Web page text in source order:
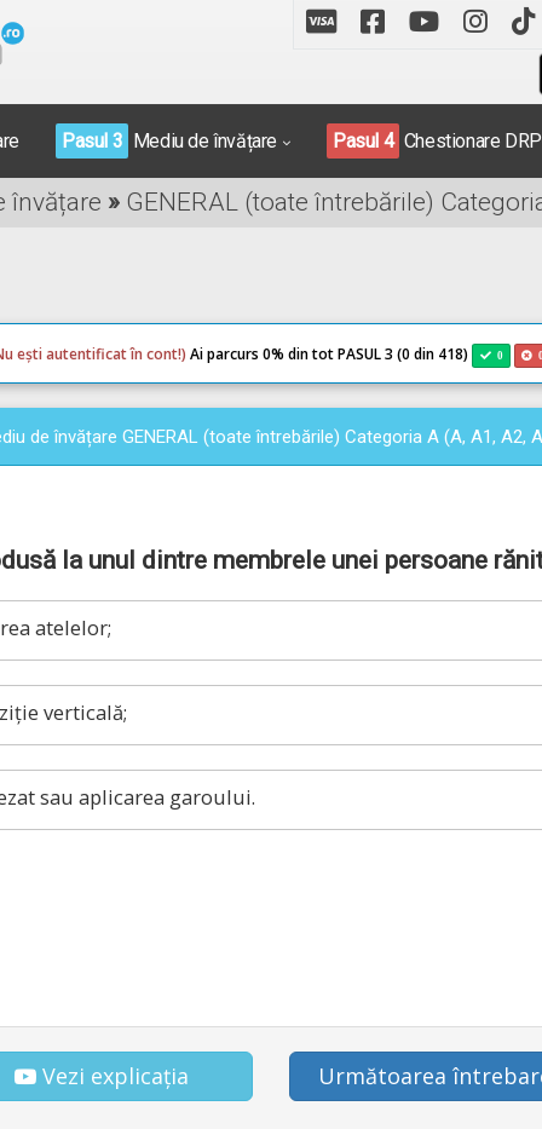
Pasul 3 Mediu de învățare Pasul 4 Chestionare
învățare »GENERAL (toate întrebările)
ești autentificat în cont!) Ai parcurs 0% din tot PASUL 3 (0 din 418) 0 0
de învățare GENERAL (toate întrebările) Categoria A (A, A1, A2,
la unul dintre membrele unei persoane
atelelor;
verticală;
sau aplicarea garoului.
Vezi explicația Următoarea